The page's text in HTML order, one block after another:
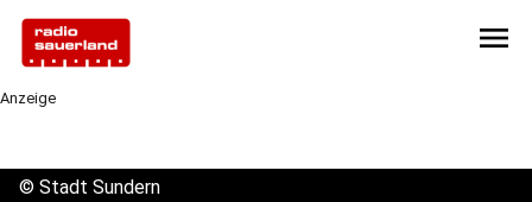
menu
Anzeige
© Stadt Sundern